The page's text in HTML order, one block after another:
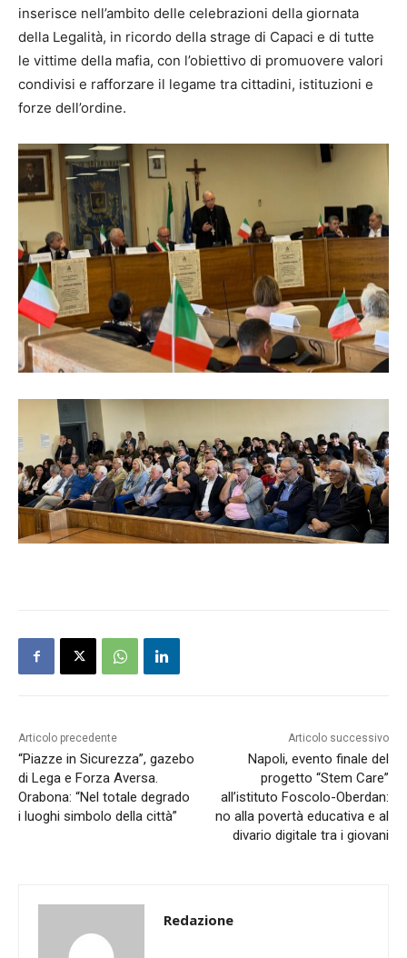
inserisce nell’ambito delle celebrazioni della giornata
della Legalità, in ricordo della strage di Capaci e di tutte
le vittime della mafia, con l’obiettivo di promuovere valori
condivisi e rafforzare il legame tra cittadini, istituzioni e
forze dell’ordine.
Articolo precedente
“Piazze in Sicurezza”, gazebo
di Lega e Forza Aversa.
Orabona: “Nel totale degrado
i luoghi simbolo della città”
Articolo successivo
Napoli, evento finale del
progetto “Stem Care”
all’istituto Foscolo-Oberdan:
no alla povertà educativa e al
divario digitale tra i giovani
Redazione